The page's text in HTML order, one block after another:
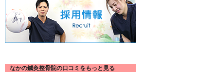
なかの鍼灸整骨院の口コミをもっと見る